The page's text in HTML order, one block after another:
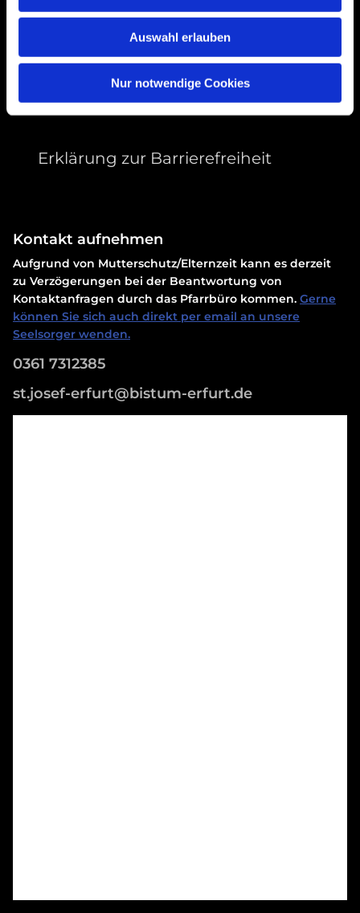
Auswahl erlauben
Nur notwendige Cookies
Erklärung zur Barrierefreiheit
Kontakt aufnehmen
Aufgrund von Mutterschutz/Elternzeit kann es derzeit
zu Verzögerungen bei der Beantwortung von
Kontaktanfragen durch das Pfarrbüro kommen. Gerne
können Sie sich auch direkt per email an unsere
Seelsorger wenden.
0361 7312385
st.josef-erfurt@bistum-erfurt.de